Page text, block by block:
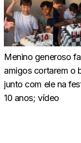
Menino generoso
amigos cortarem o
junto com ele na
10 anos; vídeo